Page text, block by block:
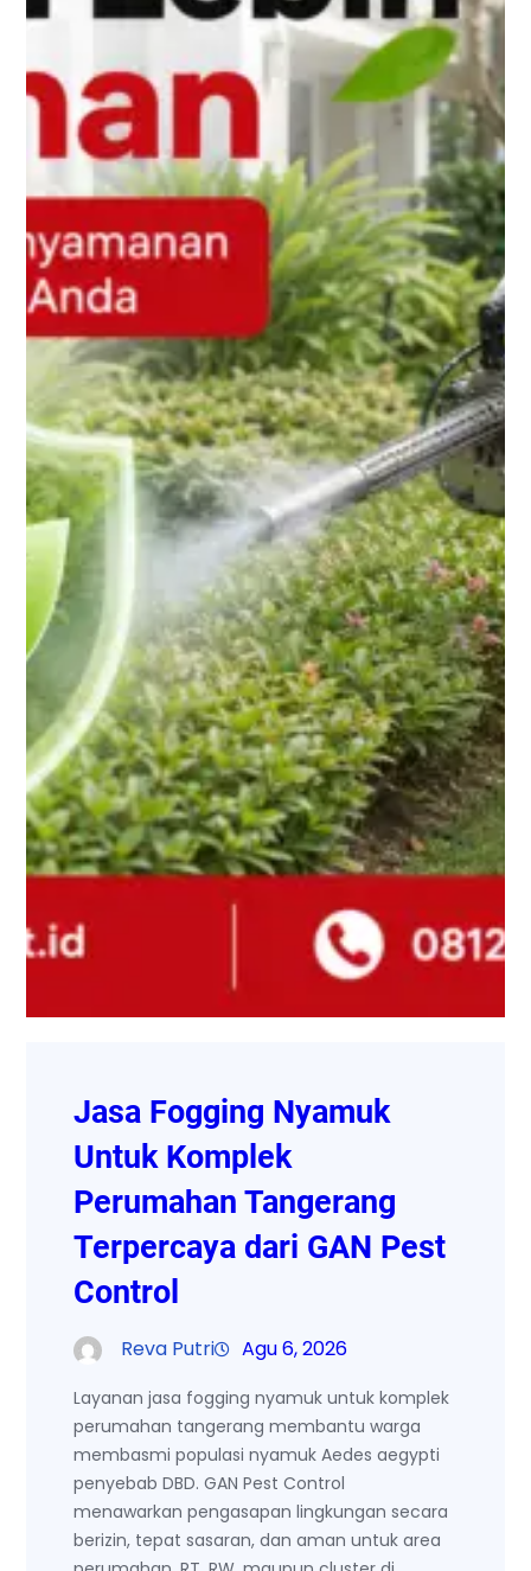
Jasa Fogging Nyamuk
Untuk Komplek
Perumahan Tangerang
Terpercaya dari GAN Pest
Control
Reva Putri Agu 6, 2026
Layanan jasa fogging nyamuk untuk komplek
perumahan tangerang membantu warga
membasmi populasi nyamuk Aedes aegypti
penyebab DBD. GAN Pest Control
menawarkan pengasapan lingkungan secara
berizin, tepat sasaran, dan aman untuk area